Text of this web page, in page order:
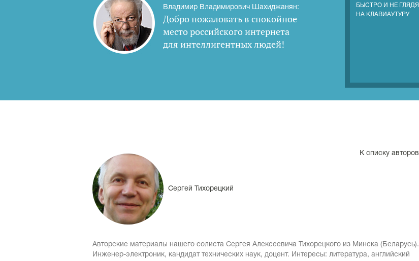
Владимир Владимирович Шахиджанян:
Добро пожаловать в спокойное
место российского интернета
для интеллигентных людей!
БЫСТРО И НЕ ГЛЯДЯ
НА КЛАВИАУТУРУ
Сергей Тихорецкий
К списку авторов
Авторские материалы нашего солиста Сергея Алексеевича Тихорецкого из Минска (Беларусь).
Инженер-электроник, кандидат технических наук, доцент. Интересы: литература, английский